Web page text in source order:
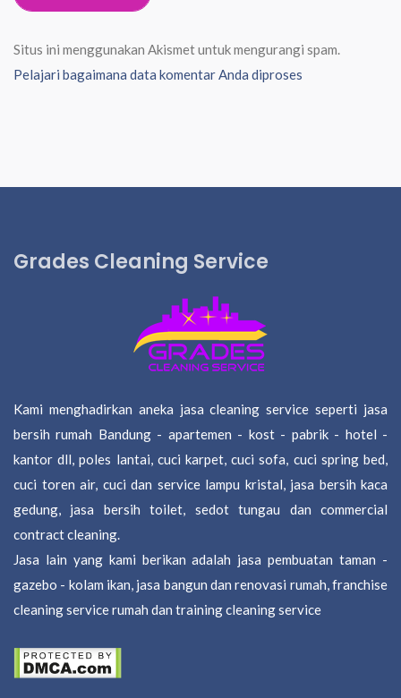
Situs ini menggunakan Akismet untuk mengurangi spam.
Pelajari bagaimana data komentar Anda diproses
Grades Cleaning Service
Kami menghadirkan aneka jasa cleaning service seperti jasa
bersih rumah Bandung - apartemen - kost - pabrik - hotel -
kantor dll, poles lantai, cuci karpet, cuci sofa, cuci spring bed,
cuci toren air, cuci dan service lampu kristal, jasa bersih kaca
gedung, jasa bersih toilet, sedot tungau dan commercial
contract cleaning.
Jasa lain yang kami berikan adalah jasa pembuatan taman -
gazebo - kolam ikan, jasa bangun dan renovasi rumah, franchise
cleaning service rumah dan training cleaning service